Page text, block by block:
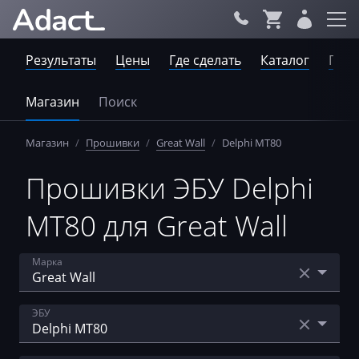
Результаты Цены Где сделать Каталог
Магазин Поиск
Магазин / Прошивки / Great Wall / Delphi MT80
Прошивки ЭБУ Delphi
MT80 для Great Wall
Марка
Acura
AebiSchmidt
ЭБУ